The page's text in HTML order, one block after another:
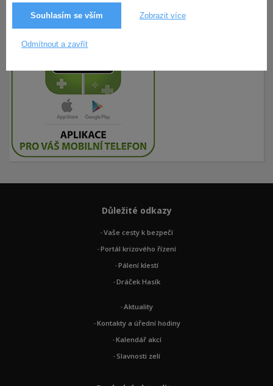
Souhlasím se vším Zobrazit více
Odmítnout a zavřít
Důležité odkazy
Vaše cesty k bezpečí
Portál krizového řízení
Pálení klestí
Dráček Hasík
Aktuality
Kontakty a úřední hodiny
Kalendář akcí
Slavnosti zelí